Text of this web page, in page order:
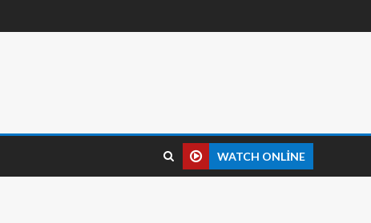
WATCH ONLINE